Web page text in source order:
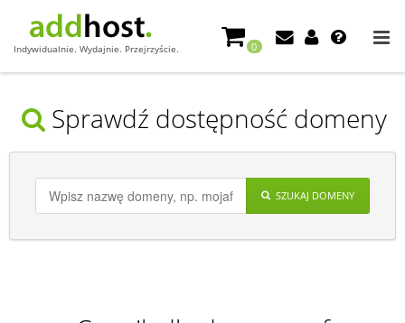
Indywidualnie. Wydajnie. Przejrzyście. 0
Sprawdź dostępność domeny
SZUKAJ DOMENY